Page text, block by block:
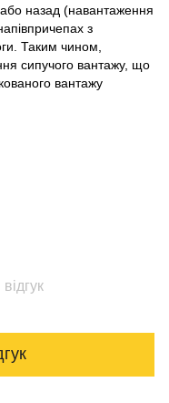
назад (навантаження
з
Таким чином,
сипучого вантажу, що
вантажу